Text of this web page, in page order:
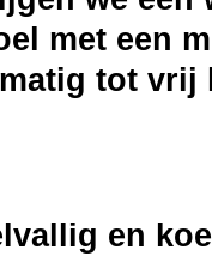
met een
tot vrij
en